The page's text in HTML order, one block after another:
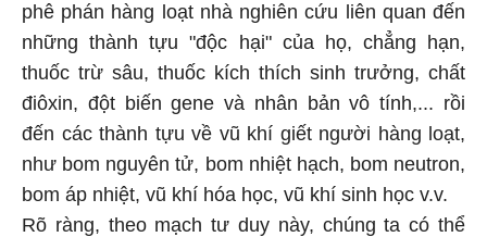
phê phán hàng loạt nhà nghiên cứu liên quan đến
những thành tựu "độc hại" của họ, chẳng hạn,
thuốc trừ sâu, thuốc kích thích sinh trưởng, chất
điôxin, đột biến gene và nhân bản vô tính,... rồi
đến các thành tựu về vũ khí giết người hàng loạt,
như bom nguyên tử, bom nhiệt hạch, bom neutron,
bom áp nhiệt, vũ khí hóa học, vũ khí sinh học v.v.
Rõ ràng, theo mạch tư duy này, chúng ta có thể